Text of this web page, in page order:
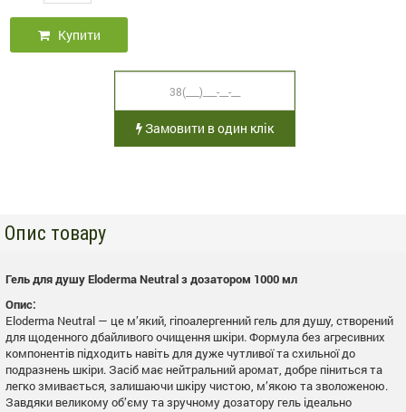
Купити
Замовити в один клік
Опис товару
П
о
г
р
а
м
а
Гель для душу Eloderma Neutral з дозатором 1000 мл
Опис:
Eloderma Neutral — це м’який, гіпоалергенний гель для душу, створений
для щоденного дбайливого очищення шкіри. Формула без агресивних
компонентів підходить навіть для дуже чутливої та схильної до
подразнень шкіри. Засіб має нейтральний аромат, добре піниться та
легко змивається, залишаючи шкіру чистою, м’якою та зволоженою.
Завдяки великому об’єму та зручному дозатору гель ідеально